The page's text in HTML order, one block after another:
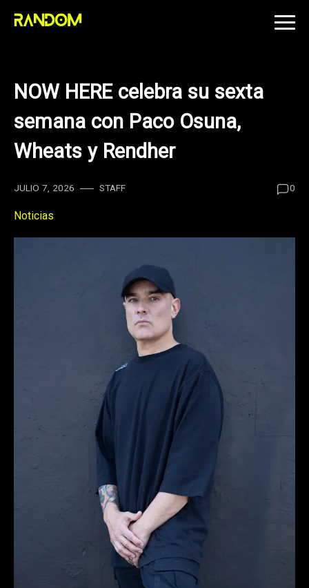
Skip
NOW HERE celebra su sexta
semana con Paco Osuna,
Wheats y Rendher
JULIO 7, 2026 STAFF 0
Noticias